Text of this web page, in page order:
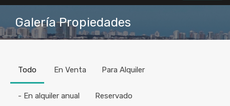
Galería Propiedades
Todo En Venta Para Alquiler
- En alquiler anual Reservado